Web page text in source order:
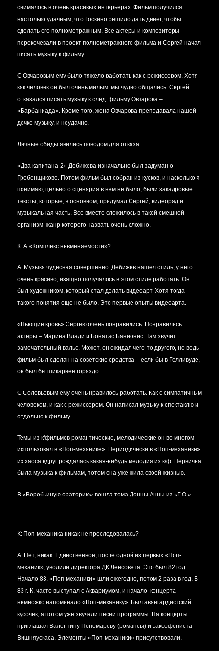
снималось в очень красивых интерьерах. Фильм получился
настолько удачным, что Госкино решило дать денег, чтобы
сделать его полнометражным. Все актеры и композиторы
перекочевали в проект полнометражного фильма и Сергей начал
писать музыку к фильму.
С Овчаровым ему было тяжело работать как с режиссером. Хотя
как человек он был очень милым, мы чудно общались. Сергей
отказался писать музыку к след. фильму Овчарова –
«Барбаниада». Кроме того, жена Овчарова преподавала нашей
дочке музыку, и неудачно.
Личные обиды явились поводом для отказа.
«Два капитана-2» Дебижева изначально был задуман о
Гребенщикове. Потом фильм был собран из кусков, и насколько я
понимаю, цельного сценария в нем не было, были закадровые
тексты, которые, в основном, придумал Сергей, видеоряд и
музыкальная часть. Все вместе сложилось в такой смешной
организм, жанр которого назвать очень сложно.
К: А «Комплекс невменяемости»?
А:Музыка чудесная совершенно. Дебижев нашел стиль, у него
очень красиво, изящно получалось в этом стиле работать. Он
был художником, который стал делать видеоарт. Хотя тогда
такого понятия еще не было. Это первые опыты видеоарта.
«Пьющие кровь» Сергею очень понравились. Понравились
актеры – Марина Влади и Бонатас Банионис. Там звучит
замечательный вальс. Может, он ожидал чего-то другого, но ведь
фильм был сделан на советские средства – если бы в Голливуде,
он был бы шикарнее гораздо.
С Соловьевым ему очень нравилось работать. Как с симпатичным
человеком, и как с режиссером. Он написал музыку к спектаклю и
отдельно к фильму.
Темы из к/фильмов романтические, мелодические он во многом
использовал в «Поп-механике». Периодически в «Поп-механике»
из хаоса вдруг рождалась какая-нибудь мелодия из к/ф. Первична
была музыка к фильмам, потом она уже жила своей жизнью.
В «Воробьиную ораторию» вошла тема Донны Анны из «Г.О.».
К: Поп-механика никак не преследовалась?
А:Нет, никак. Единственное, после одной из первых «Поп-
механик», уволили директора ДК Ленсовета. Это был 82 год.
Начало 83. «Поп-механики» шли ежегодно, потом 2 раза в год. В
83 г. К. часто выступал с Аквариумом, и начало концерта
немножко напоминало «Поп-механику». Был авангардистский
кусочек, а потом уже звучали песни программы. На концерты
приглашал Валентину Пономареву (романсы) и саксофониста
Вишняускаса. Элементы «Поп-механики» присутствовали.